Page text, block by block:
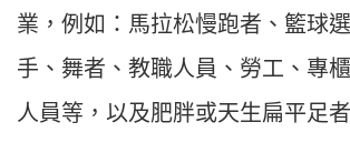
業，例如：馬拉松慢跑者、籃球
手、舞者、教職人員、勞工、專
人員等，以及肥胖或天生扁平足者